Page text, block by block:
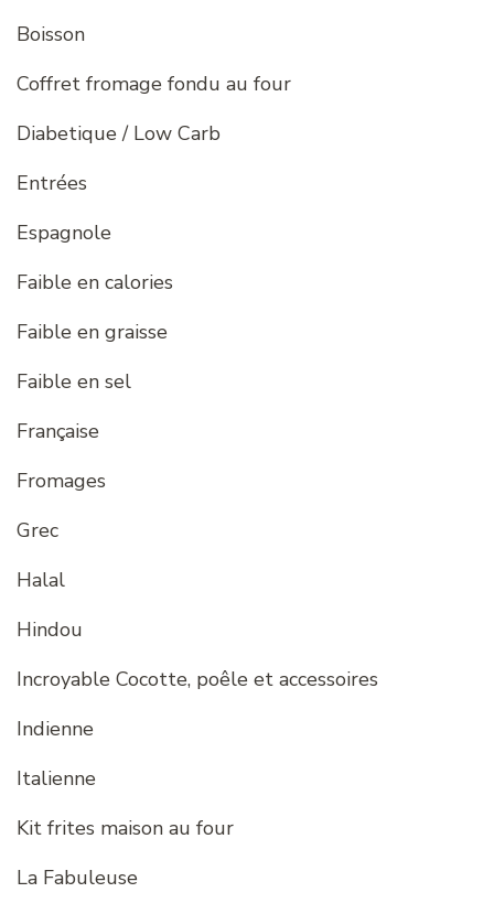
Boisson
Coffret fromage fondu au four
Diabetique / Low Carb
Entrées
Espagnole
Faible en calories
Faible en graisse
Faible en sel
Française
Fromages
Grec
Halal
Hindou
Incroyable Cocotte, poêle et accessoires
Indienne
Italienne
Kit frites maison au four
La Fabuleuse